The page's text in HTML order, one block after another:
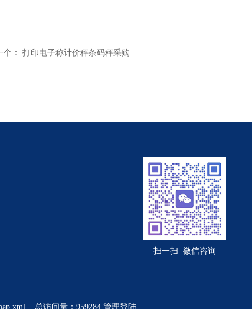
个： 打印电子称计价秤条码秤采购
扫一扫 微信咨询
总访问量：959284 管理登陆